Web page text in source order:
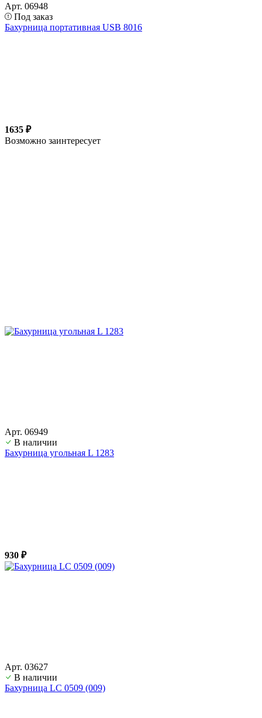
Арт. 06948
Под заказ
Бахурница портативная USB 8016
1635 ₽
Возможно заинтересует
Арт. 06949
В наличии
Бахурница угольная L 1283
930 ₽
Арт. 03627
В наличии
Бахурница LС 0509 (009)